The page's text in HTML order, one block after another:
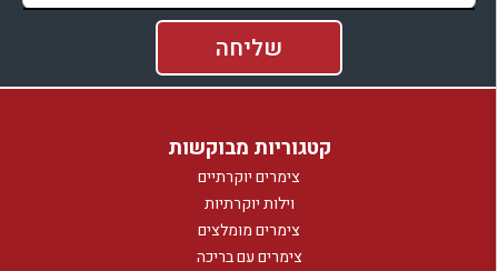
קטגוריות מבוקשות
צימרים יוקרתיים
וילות יוקרתיות
צימרים מומלצים
צימרים עם בריכה